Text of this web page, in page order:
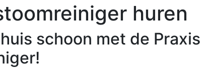
huren
schoon met de Praxis